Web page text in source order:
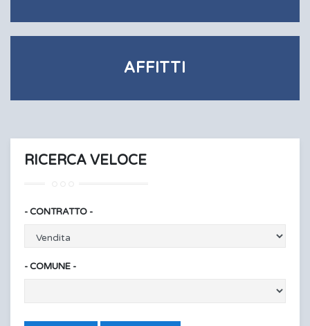
AFFITTI
RICERCA VELOCE
- CONTRATTO -
- COMUNE -